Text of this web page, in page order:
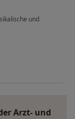
und
Arzt- und